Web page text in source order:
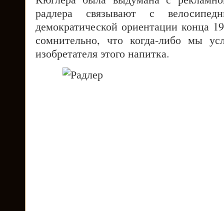
радлера связывают с
демократической ориентации конца
сомнительно, что когда-либо мы
изобретателя этого напитка.